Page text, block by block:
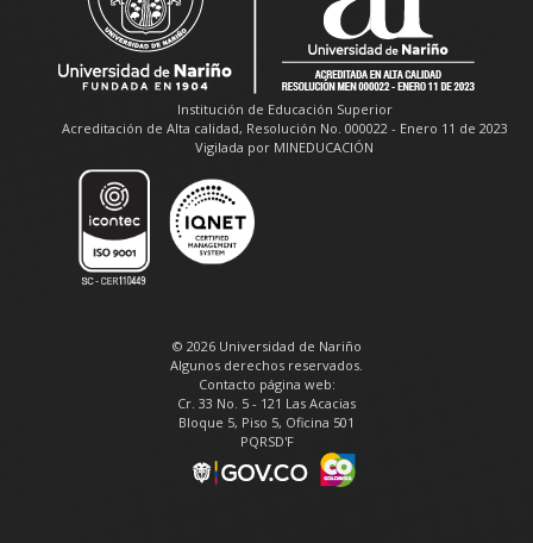
Institución de Educación Superior
Acreditación de Alta calidad, Resolución No. 000022 - Enero 11 de 2023
Vigilada por MINEDUCACIÓN
© 2026 Universidad de Nariño
Algunos derechos reservados.
Contacto página web:
Cr. 33 No. 5 - 121 Las Acacias
Bloque 5, Piso 5, Oficina 501
PQRSD'F